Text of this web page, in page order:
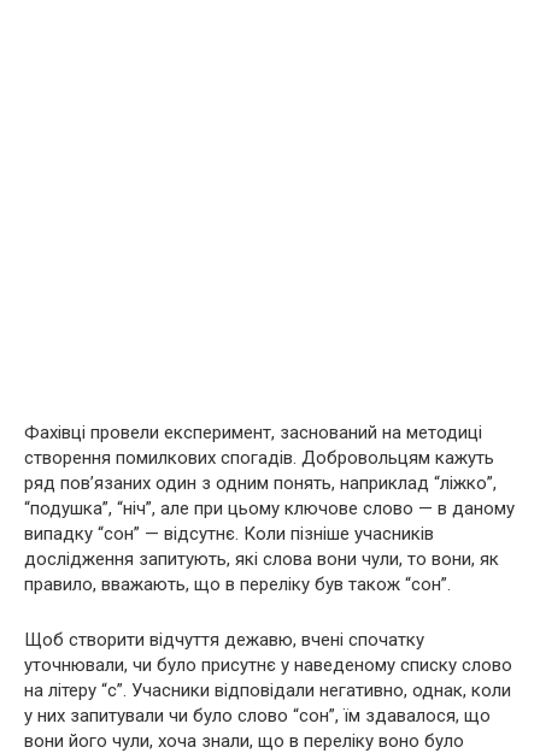
Фахівці провели експеримент, заснований на методиці
створення помилкових спогадів. Добровольцям кажуть
ряд пов’язаних один з одним понять, наприклад “ліжко”,
“подушка”, “ніч”, але при цьому ключове слово — в даному
випадку “сон” — відсутнє. Коли пізніше учасників
дослідження запитують, які слова вони чули, то вони, як
правило, вважають, що в переліку був також “сон”.
Щоб створити відчуття дежавю, вчені спочатку
уточнювали, чи було присутнє у наведеному списку слово
на літеру “с”. Учасники відповідали негативно, однак, коли
у них запитували чи було слово “сон”, їм здавалося, що
вони його чули, хоча знали, що в переліку воно було